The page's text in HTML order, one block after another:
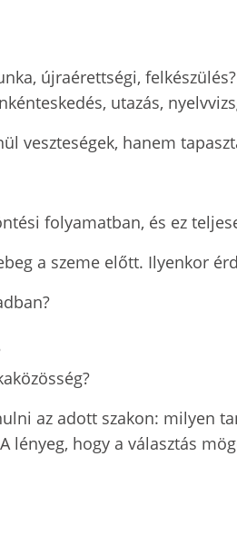
újraérettségi, felkészülés?
utazás,
veszteségek, hanem
folyamatban, és ez
a szeme előtt. Ilyenkor
az adott szakon: milyen
lényeg, hogy a választás